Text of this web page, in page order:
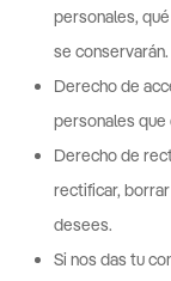
personales,
se conservarán.
Derecho de
personales que
Derecho de
rectificar,
desees.
Si nos das tu